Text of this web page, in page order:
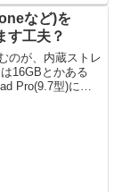
など)を
す工夫？
のが、内蔵ストレ
16GBとかある
Pro(9.7型)に